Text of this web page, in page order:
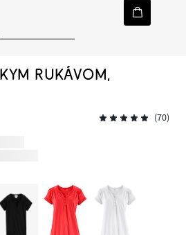
RUKÁVOM,
(70)